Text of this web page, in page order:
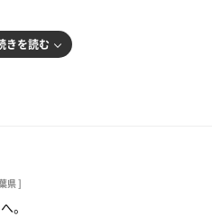
きを読む
県 ]
。